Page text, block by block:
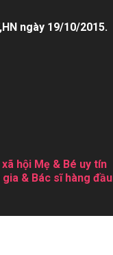
ngày 19/10/2015.
hội Mẹ & Bé uy tín
& Bác sĩ hàng đầu